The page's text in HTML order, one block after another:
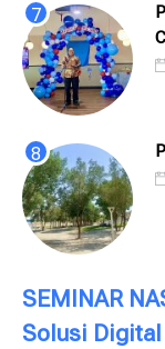
SEMINAR
Solusi